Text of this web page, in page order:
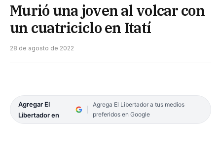
Murió una joven al volcar con
un cuatriciclo en Itatí
28 de agosto de 2022
Agregar El
Libertador en
Agrega El Libertador a tus medios
preferidos en Google